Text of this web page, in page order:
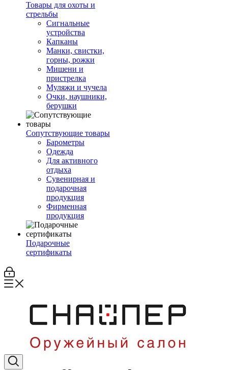
Товары для охоты и
стрельбы
Сигнальные
устройства
Капканы
Манки, свистки,
горны, рожки
Мишени и
пристрелка
Муляжи и чучела
Очки, наушники,
берушки
Сопутствующие товары
Барометры
Одежда
Для активного
отдыха
Сувенирная и
подарочная
продукция
Фирменная
продукция
Подарочные
сертификаты